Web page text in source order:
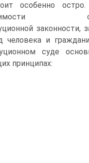
особенно
законности,
человека и
суде
принципах: